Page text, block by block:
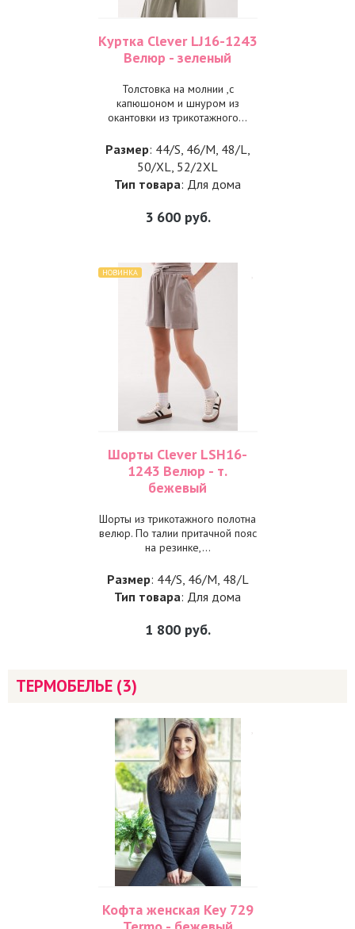
Куртка Clever LJ16-1243
Велюр - зеленый
Толстовка на молнии ,с
капюшоном и шнуром из
окантовки из трикотажного...
Размер: 44/S, 46/M, 48/L,
50/XL, 52/2XL
Тип товара: Для дома
3 600руб.
НОВИНКА
Шорты Clever LSH16-
1243 Велюр - т.
бежевый
Шорты из трикотажного полотна
велюр. По талии притачной пояс
на резинке,...
Размер: 44/S, 46/M, 48/L
Тип товара: Для дома
1 800руб.
ТЕРМОБЕЛЬЕ (3)
Кофта женская Key 729